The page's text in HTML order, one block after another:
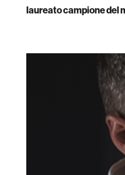
laureato campione del